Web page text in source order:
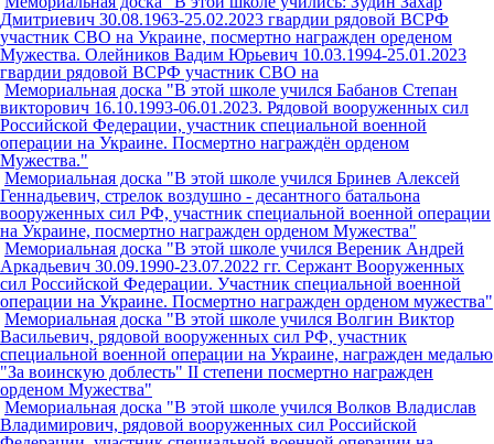
Дмитриевич 30.08.1963-25.02.2023 гвардии рядовой ВСРФ
участник СВО на Украине, посмертно награжден ореденом
Мужества. Олейников Вадим Юрьевич 10.03.1994-25.01.2023
гвардии рядовой ВСРФ участник СВО на
Мемориальная доска "В этой школе учился Бабанов Степан
викторович 16.10.1993-06.01.2023. Рядовой вооруженных сил
Российской Федерации, участник специальной военной
операции на Украине. Посмертно награждён орденом
Мужества."
Мемориальная доска "В этой школе учился Бринев Алексей
Геннадьевич, стрелок воздушно - десантного батальона
вооруженных сил РФ, участник специальной военной операции
на Украине, посмертно награжден орденом Мужества"
Мемориальная доска "В этой школе учился Вереник Андрей
Аркадьевич 30.09.1990-23.07.2022 гг. Сержант Вооруженных
сил Российской Федерации. Участник специальной военной
операции на Украине. Посмертно награжден орденом мужества"
Мемориальная доска "В этой школе учился Волгин Виктор
Васильевич, рядовой вооруженных сил РФ, участник
специальной военной операции на Украине, награжден медалью
"За воинскую доблесть" II степени посмертно награжден
орденом Мужества"
Мемориальная доска "В этой школе учился Волков Владислав
Владимирович, рядовой вооруженных сил Российской